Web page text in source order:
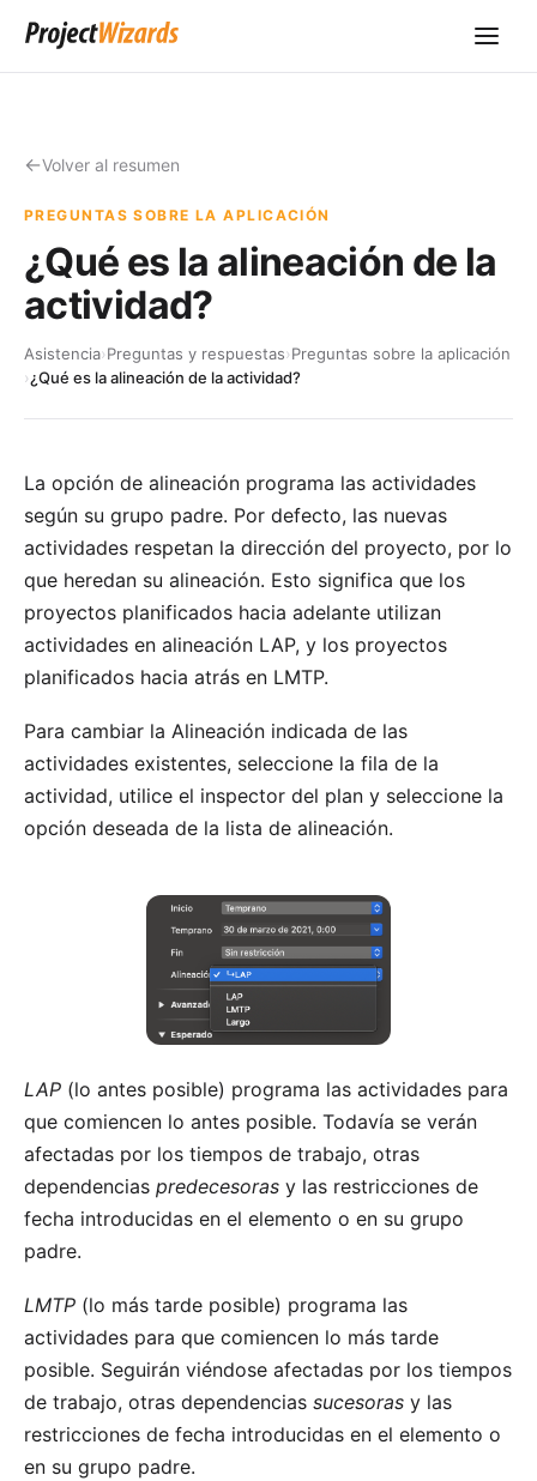
Volver al resumen
PREGUNTAS SOBRE LA APLICACIÓN
¿Qué es la alineación de la
actividad?
Asistencia›Preguntas y respuestas›Preguntas sobre la aplicación
›¿Qué es la alineación de la actividad?
La opción de alineación programa las actividades
según su grupo padre. Por defecto, las nuevas
actividades respetan la dirección del proyecto, por lo
que heredan su alineación. Esto significa que los
proyectos planificados hacia adelante utilizan
actividades en alineación LAP, y los proyectos
planificados hacia atrás en LMTP.
Para cambiar la Alineación indicada de las
actividades existentes, seleccione la fila de la
actividad, utilice el inspector del plan y seleccione la
opción deseada de la lista de alineación.
LAP (lo antes posible) programa las actividades para
que comiencen lo antes posible. Todavía se verán
afectadas por los tiempos de trabajo, otras
dependencias predecesoras y las restricciones de
fecha introducidas en el elemento o en su grupo
padre.
LMTP (lo más tarde posible) programa las
actividades para que comiencen lo más tarde
posible. Seguirán viéndose afectadas por los tiempos
de trabajo, otras dependencias sucesoras y las
restricciones de fecha introducidas en el elemento o
en su grupo padre.